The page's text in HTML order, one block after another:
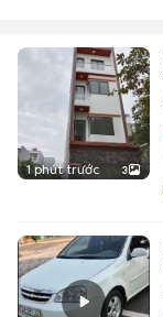
1 phút trước 3